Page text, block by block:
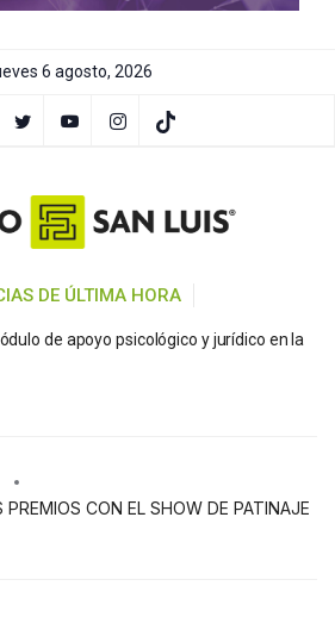
6 agosto, 2026
DE ÚLTIMA HORA
de apoyo psicológico y jurídico en la
PREMIOS CON EL SHOW DE PATINAJE